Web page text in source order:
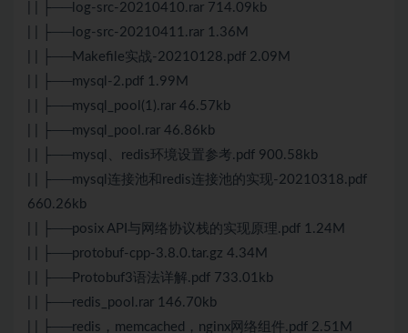
| | ├──log-src-20210410.rar 714.09kb
| | ├──log-src-20210411.rar 1.36M
| | ├──Makefile实战-20210128.pdf 2.09M
| | ├──mysql-2.pdf 1.99M
| | ├──mysql_pool(1).rar 46.57kb
| | ├──mysql_pool.rar 46.86kb
| | ├──mysql、redis环境设置参考.pdf 900.58kb
| | ├──mysql连接池和redis连接池的实现-20210318.pdf
660.26kb
| | ├──posix API与网络协议栈的实现原理.pdf 1.24M
| | ├──protobuf-cpp-3.8.0.tar.gz 4.34M
| | ├──Protobuf3语法详解.pdf 733.01kb
| | ├──redis_pool.rar 146.70kb
| | ├──redis，memcached，nginx网络组件.pdf 2.51M